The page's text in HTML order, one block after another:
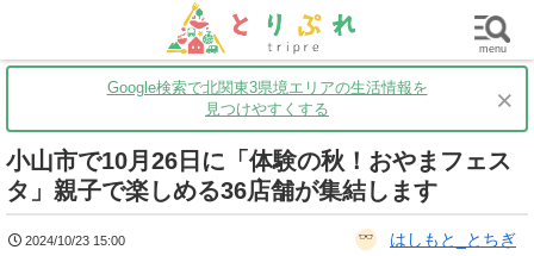
茨城 グルメ 買い物 子育て
Google検索で北関東3県境エリアの生活情報を
見つけやすくする
×
小山市で10月26日に「体験の秋！おやまフェス
タ」親子で楽しめる36店舗が集結します
2024/10/23 15:00 はしもと_とちぎ
menu